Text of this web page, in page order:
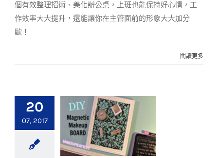
個有效整理招術、美化辦公桌，上班也能保持好心情，工
作效率大大提升，還能讓你在主管面前的形象大大加分
歐！
閱讀更多
20
07, 2017